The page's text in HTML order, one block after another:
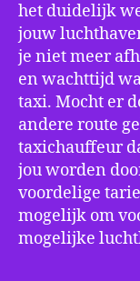
het duidelijk
jouw
je niet meer
en wachttijd
taxi. Mocht er
andere route
taxichauffeur
jou worden
voordelige
mogelijk om
mogelijke